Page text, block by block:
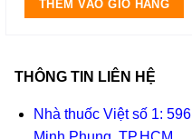
THÊM VÀO GIỎ HÀNG
THÔNG TIN LIÊN HỆ
Nhà thuốc Việt số 1: